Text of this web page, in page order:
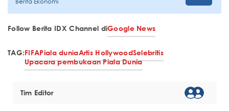
Follow Berita IDX Channel diGoogle News
TAG:FIFAPiala duniaArtis HollywoodSelebritis
Upacara pembukaan Piala Dunia
Tim Editor